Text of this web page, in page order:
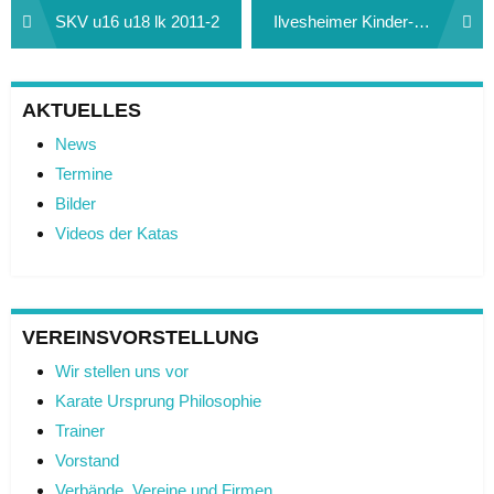
Beitragsnavigation
SKV u16 u18 lk 2011-2 Ilvesheimer Kinder-Karate-Tag 2012-2
AKTUELLES
News
Termine
Bilder
Videos der Katas
VEREINSVORSTELLUNG
Wir stellen uns vor
Karate Ursprung Philosophie
Trainer
Vorstand
Verbände, Vereine und Firmen